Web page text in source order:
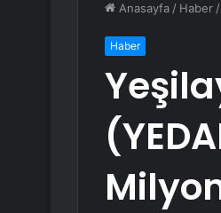
Anasayfa / Haber /
Haber